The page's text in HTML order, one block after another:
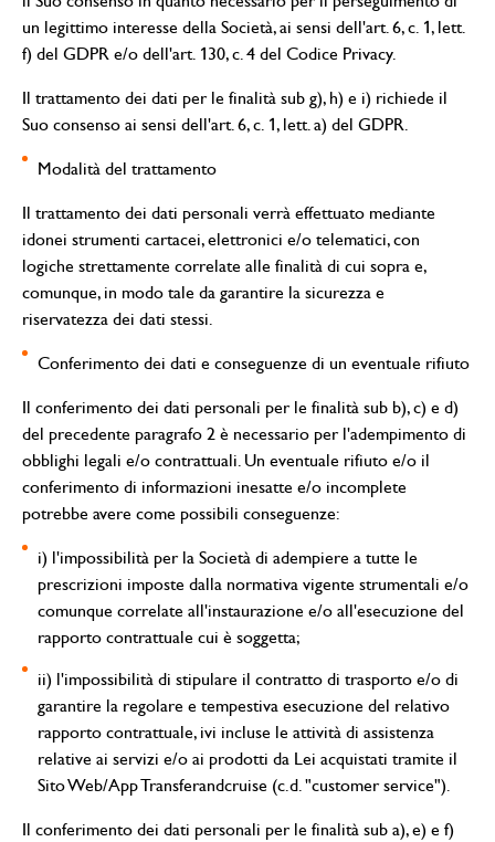
un legittimo interesse della Società, ai sensi dell'art. 6, c. 1, lett.
f) del GDPR e/o dell'art. 130, c. 4 del Codice Privacy.
Il trattamento dei dati per le finalità sub g), h) e i) richiede il
Suo consenso ai sensi dell'art. 6, c. 1, lett. a) del GDPR.
Modalità del trattamento
Il trattamento dei dati personali verrà effettuato mediante
idonei strumenti cartacei, elettronici e/o telematici, con
logiche strettamente correlate alle finalità di cui sopra e,
comunque, in modo tale da garantire la sicurezza e
riservatezza dei dati stessi.
Conferimento dei dati e conseguenze di un eventuale rifiuto
Il conferimento dei dati personali per le finalità sub b), c) e d)
del precedente paragrafo 2 è necessario per l'adempimento di
obblighi legali e/o contrattuali. Un eventuale rifiuto e/o il
conferimento di informazioni inesatte e/o incomplete
potrebbe avere come possibili conseguenze:
i) l'impossibilità per la Società di adempiere a tutte le
prescrizioni imposte dalla normativa vigente strumentali e/o
comunque correlate all'instaurazione e/o all'esecuzione del
rapporto contrattuale cui è soggetta;
ii) l'impossibilità di stipulare il contratto di trasporto e/o di
garantire la regolare e tempestiva esecuzione del relativo
rapporto contrattuale, ivi incluse le attività di assistenza
relative ai servizi e/o ai prodotti da Lei acquistati tramite il
Sito Web/App Transferandcruise (c.d. "customer service").
Il conferimento dei dati personali per le finalità sub a), e) e f)